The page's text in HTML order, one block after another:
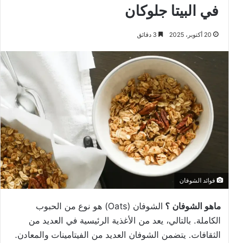
في البيتا جلوكان
20 أكتوبر، 2025
فوائد الشوفان
ماهو الشوفان ؟
الشوفان (Oats) هو نوع من الحبوب
الكاملة. بالتالي، يعد من الأغذية الرئيسية في العديد من
الثقافات. يتضمن الشوفان العديد من الفيتامينات والمعادن.